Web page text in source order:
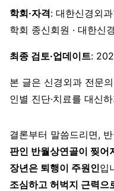
학회·자격: 대한신경외
학회 종신회원 · 대한신
최종 검토·업데이트:
본 글은 신경외과 전문
인별 진단·치료를 대신
결론부터 말씀드리면,
판인 반월상연골이 찢어
장년은 퇴행이 주원인입
조심하고 허벅지 근력으